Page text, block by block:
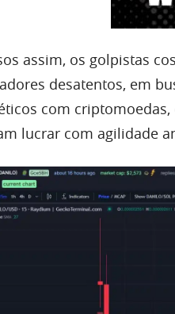
assim, os golpistas
desatentos, em
com
lucrar com agilidade